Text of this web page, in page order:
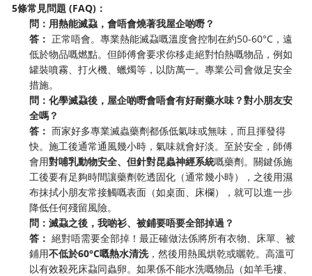
5條常見問題 (FAQ)：
問：用熱能滅蝨，會唔會燒著我屋企啲嘢？
答： 正常唔會。專業熱能滅蝨嘅溫度會控制在約50-60°C，遠
低於物品嘅燃點。但師傅會要求你移走絕對怕熱嘅物品，例如
罐裝噴霧、打火機、蠟燭等，以防萬一。專業公司會做足安全
措施。
問：化學滅蝨後，屋企啲嘢會唔會有好耐藥水味？對小朋友安
全嗎？
答： 而家好多專業滅蟲藥劑都係低氣味或無味，而且揮發得
快。施工後通常通風幾小時，氣味就會好淡。至於安全，師傅
會用對哺乳動物安全、但針對昆蟲神經系統嘅藥劑。關鍵係施
工後要有足夠時間讓藥劑乾透固化（通常幾小時），之後用濕
布抹拭小朋友常接觸嘅表面（如桌面、床欄），就可以進一步
降低任何殘留風險。
問：滅蝨之後，我啲衫、被鋪要唔要全部掉過？
答： 絕對唔需要全部掉！最正確做法係將所有衣物、床單、被
鋪用不低於60°C嘅熱水清洗，然後用熱風烘乾或曬乾。高溫可
以有效殺死床蝨同蟲卵。如果係不能水洗嘅物品（如羊毛褸、